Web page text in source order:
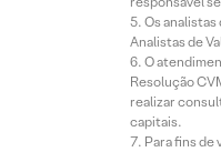
Os
Analistas de
O
Resolução
realizar
capitais.
Para fins